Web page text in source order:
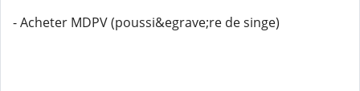
- Acheter MDPV (poussi&egrave;re de singe)